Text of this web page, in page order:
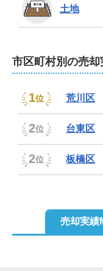
2　一級建物アドバ
ので引き渡し後の
4　Zoomでのオン
ご自宅にいながら
5　お客様のご事情
最適な売却手法を
ので安心して高値
「契約不適合責任
より契約書の内容
土地
市区町村別の売
1位 荒川区
2位 台東区
2位 板橋区
売却実績